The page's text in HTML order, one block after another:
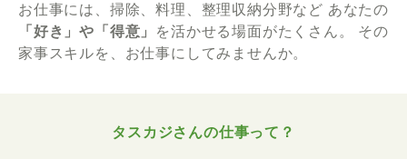
お仕事には、掃除、料理、整理収納分野など あなたの
「好き」や「得意」
を活かせる場面がたくさん。
その
家事スキルを、お仕事にしてみませんか。
タスカジさんの仕事って？